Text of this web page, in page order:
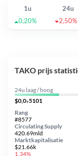
1u 24u
0,20%
2,50%
TAKO prijs
24u laag / hoog
$0,0₇5101
Circulating Supply
420.69mld
Marktkapitalisatie
$21.66k
1,34%
Rang
#8577